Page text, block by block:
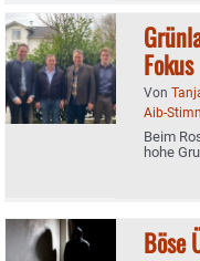
Fokus
Von
Aib-
Beim
hohe
Böse